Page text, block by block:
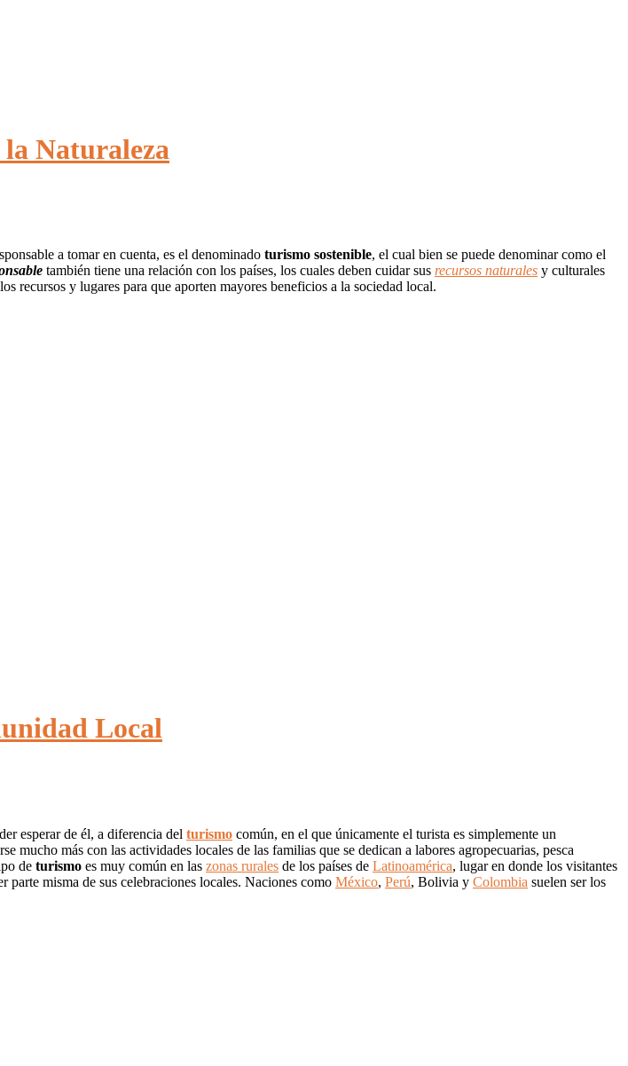
la Naturaleza
a tomar en cuenta, es el denominado turismo sostenible, el cual bien se puede denominar como el
también tiene una relación con los países, los cuales deben cuidar sus recursos naturales y culturales
recursos y lugares para que aporten mayores beneficios a la sociedad local.
Local
esperar de él, a diferencia del turismo común, en el que únicamente el turista es simplemente un
mucho más con las actividades locales de las familias que se dedican a labores agropecuarias, pesca
de turismo es muy común en las zonas rurales de los países de Latinoamérica, lugar en donde los visitantes
misma de sus celebraciones locales. Naciones como México, Perú, Bolivia y Colombia suelen ser los